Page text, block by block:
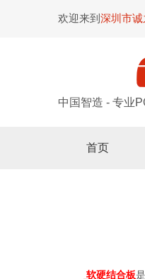
欢迎来到 深圳市
中国智造 - 专业
首页
软硬结合板